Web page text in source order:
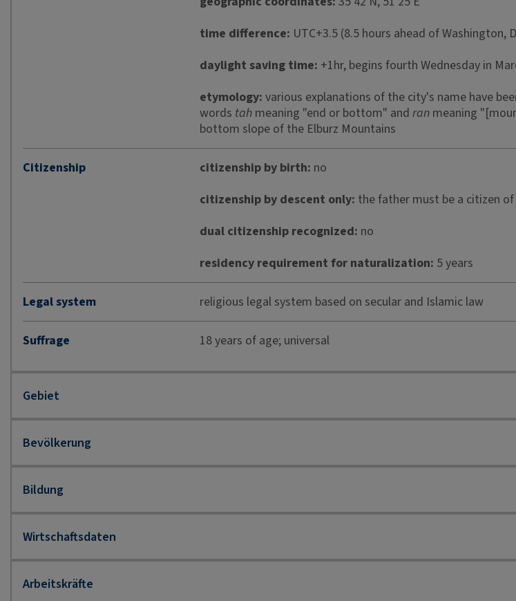
time difference: UTC+3.5 (8.5 hours ahead of Washington,
daylight saving time: +1hr, begins fourth Wednesday in
etymology: various explanations of the city's name have
words tahmeaning "end or bottom" and ranmeaning
bottom slope of the Elburz Mountains
Citizenship citizenship by birth: no
citizenship by descent only: the father must be a citizen of
dual citizenship recognized: no
residency requirement for naturalization: 5 years
Legal system religious legal system based on secular and Islamic law
Suffrage 18 years of age; universal